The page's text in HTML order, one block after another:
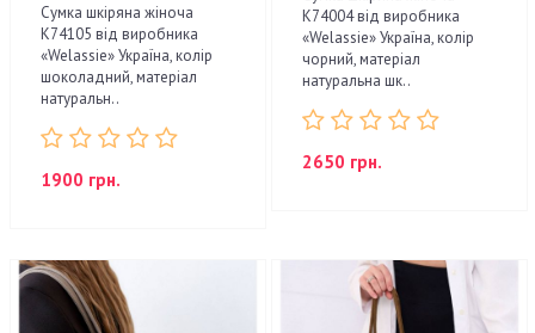
Сумка шкіряна жіноча
K74105 від виробника
«Welassie» Україна, колір
шоколадний, матеріал
натуральн..
1900 грн.
K74004 від виробника
«Welassie» Україна, колір
чорний, матеріал
натуральна шк..
2650 грн.